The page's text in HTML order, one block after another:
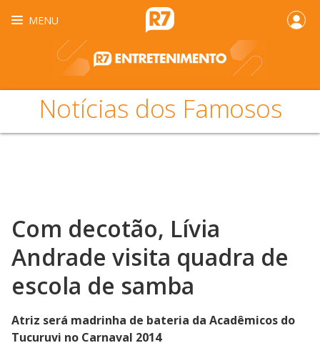
MENU
Notícias dos Famosos
Com decotão, Lívia
Andrade visita quadra de
escola de samba
Atriz será madrinha de bateria da Acadêmicos do
Tucuruvi no Carnaval 2014